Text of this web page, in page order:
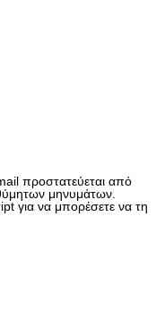
προστατεύεται από
μηνυμάτων.
για να μπορέσετε να τη